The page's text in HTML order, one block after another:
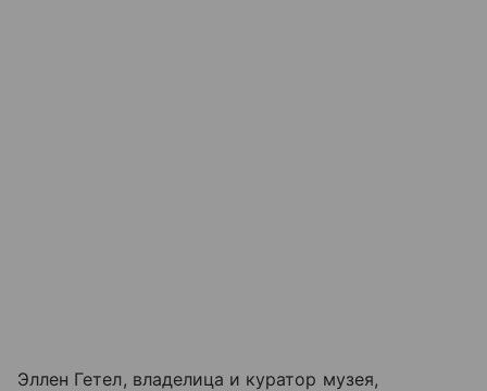
Эллен Гетел, владелица и куратор музея,